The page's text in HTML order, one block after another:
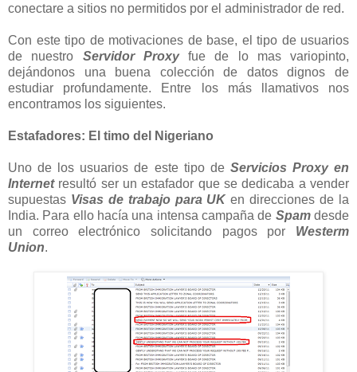
conectare a sitios no permitidos por el administrador de red.
Con este tipo de motivaciones de base, el tipo de usuarios
de nuestro Servidor Proxyfue de lo mas variopinto,
dejándonos una buena colección de datos dignos de
estudiar profundamente. Entre los más llamativos nos
encontramos los siguientes.
Estafadores: El timo del Nigeriano
Uno de los usuarios de este tipo de Servicios Proxy en
Internetresultó ser un estafador que se dedicaba a vender
supuestas Visas de trabajo para UK en direcciones de la
India. Para ello hacía una intensa campaña de Spamdesde
un correo electrónico solicitando pagos por Westerm
Union.